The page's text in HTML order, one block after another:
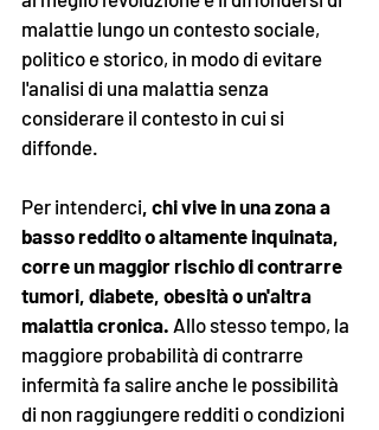
malattie lungo un contesto sociale,
politico e storico, in modo di evitare
l'analisi di una malattia senza
considerare il contesto in cui si
diffonde.
Per intenderci, chi vive in una zona a
basso reddito o altamente inquinata,
corre un maggior rischio di contrarre
tumori, diabete, obesità o un'altra
malattia cronica. Allo stesso tempo, la
maggiore probabilità di contrarre
infermità fa salire anche le possibilità
di non raggiungere redditi o condizioni